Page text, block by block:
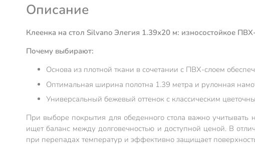
Описание
Клеенка на стол Silvano Элегия 1.39х20 м: износостойкое
Почему выбирают:
Основа из плотной ткани в сочетании с ПВХ-слоем
Оптимальная ширина полотна 1.39 метра и рулонная
Универсальный бежевый оттенок с классическим
При выборе покрытия для обеденного стола важно учитывать
ищет баланс между долговечностью и доступной ценой. В
при перепадах температур и эффективно защищает